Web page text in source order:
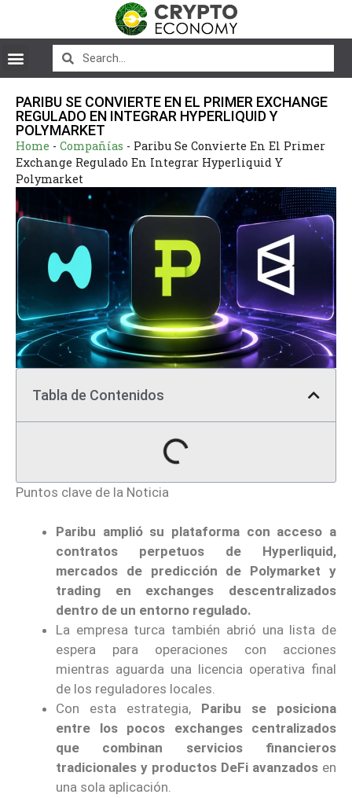
PARIBU SE CONVIERTE EN EL PRIMER EXCHANGE
REGULADO EN INTEGRAR HYPERLIQUID Y
POLYMARKET
Home - Compañías - Paribu Se Convierte En El Primer
Exchange Regulado En Integrar Hyperliquid Y
Polymarket
Tabla de Contenidos
Puntos clave de la Noticia
Paribu amplió su plataforma con acceso a
contratos perpetuos de Hyperliquid,
mercados de predicción de Polymarket y
trading en exchanges descentralizados
dentro de un entorno regulado.
La empresa turca también abrió una lista de
espera para operaciones con acciones
mientras aguarda una licencia operativa final
de los reguladores locales.
Con esta estrategia, Paribu se posiciona
entre los pocos exchanges centralizados
que combinan servicios financieros
tradicionales y productos DeFi avanzados en
una sola aplicación.